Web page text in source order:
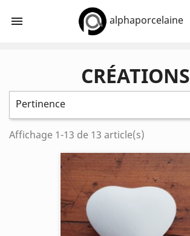
 alphaporcelaine
CRÉATIONS
Pertinence
Affichage 1-13 de 13 article(s)